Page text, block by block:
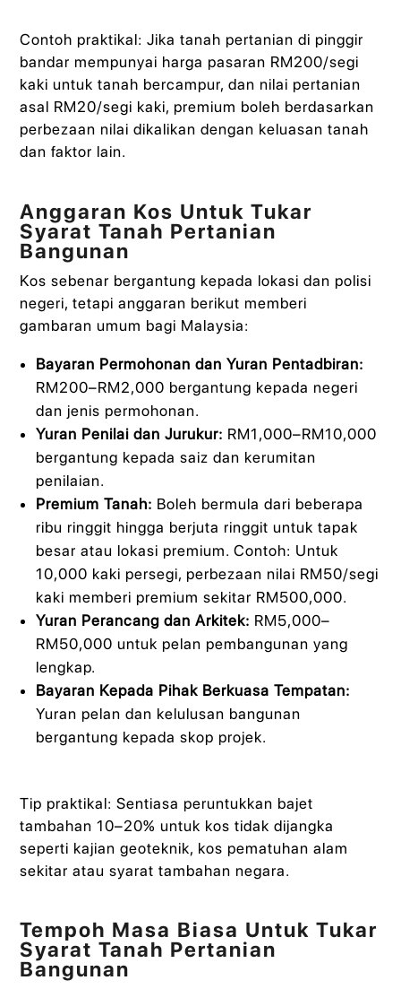
Contoh praktikal: Jika tanah pertanian di pinggir
bandar mempunyai harga pasaran RM200/segi
kaki untuk tanah bercampur, dan nilai pertanian
asal RM20/segi kaki, premium boleh berdasarkan
perbezaan nilai dikalikan dengan keluasan tanah
dan faktor lain.
Anggaran Kos Untuk Tukar
Syarat Tanah Pertanian
Bangunan
Kos sebenar bergantung kepada lokasi dan polisi
negeri, tetapi anggaran berikut memberi
gambaran umum bagi Malaysia:
Bayaran Permohonan dan Yuran Pentadbiran:
RM200–RM2,000 bergantung kepada negeri
dan jenis permohonan.
Yuran Penilai dan Jurukur: RM1,000–RM10,000
bergantung kepada saiz dan kerumitan
penilaian.
Premium Tanah: Boleh bermula dari beberapa
ribu ringgit hingga berjuta ringgit untuk tapak
besar atau lokasi premium. Contoh: Untuk
10,000 kaki persegi, perbezaan nilai RM50/segi
kaki memberi premium sekitar RM500,000.
Yuran Perancang dan Arkitek: RM5,000–
RM50,000 untuk pelan pembangunan yang
lengkap.
Bayaran Kepada Pihak Berkuasa Tempatan:
Yuran pelan dan kelulusan bangunan
bergantung kepada skop projek.
Tip praktikal: Sentiasa peruntukkan bajet
tambahan 10–20% untuk kos tidak dijangka
seperti kajian geoteknik, kos pematuhan alam
sekitar atau syarat tambahan negara.
Tempoh Masa Biasa Untuk Tukar
Syarat Tanah Pertanian
Bangunan